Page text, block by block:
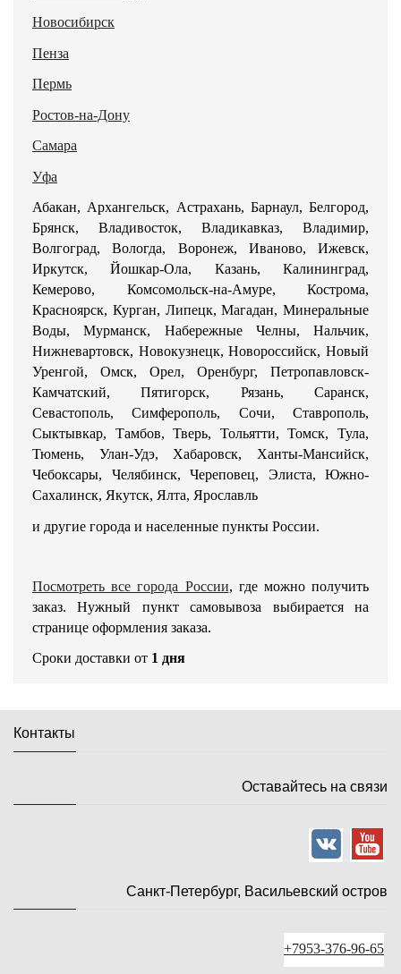
Новосибирск
Пенза
Пермь
Ростов-на-Дону
Самара
Уфа
Абакан, Архангельск, Астрахань, Барнаул, Белгород,
Брянск, Владивосток, Владикавказ, Владимир,
Волгоград, Вологда, Воронеж, Иваново, Ижевск,
Иркутск, Йошкар-Ола, Казань, Калининград,
Кемерово, Комсомольск-на-Амуре, Кострома,
Красноярск, Курган, Липецк, Магадан, Минеральные
Воды, Мурманск, Набережные Челны, Нальчик,
Нижневартовск, Новокузнецк, Новороссийск, Новый
Уренгой, Омск, Орел, Оренбург, Петропавловск-
Камчатский, Пятигорск, Рязань, Саранск,
Севастополь, Симферополь, Сочи, Ставрополь,
Сыктывкар, Тамбов, Тверь, Тольятти, Томск, Тула,
Тюмень, Улан-Удэ, Хабаровск, Ханты-Мансийск,
Чебоксары, Челябинск, Череповец, Элиста, Южно-
Сахалинск, Якутск, Ялта, Ярославль
и другие города и населенные пункты России.
Посмотреть все города России, где можно получить
заказ. Нужный пункт самовывоза выбирается на
странице оформления заказа.
Сроки доставки от 1 дня
Контакты
Оставайтесь на связи
Санкт-Петербург, Васильевский остров
+7953-376-96-65